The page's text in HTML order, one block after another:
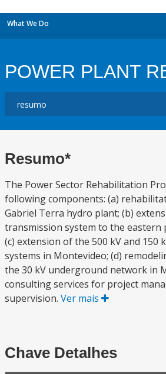
What We Do
POWER PLANT
Resumo*
The Power Sector Rehabilitation
following components: (a)
Gabriel Terra hydro plant; (b)
transmission system to the eastern
(c) extension of the 500 kV and 150
systems in Montevideo; (d)
the 30 kV underground network in
consulting services for project
supervision. Ver mais
Chave Detalhes